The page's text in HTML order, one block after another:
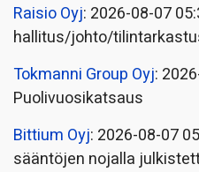
Raisio Oyj: 2026-08-07
hallitus/johto/
Tokmanni Group Oyj:
Puolivuosikatsaus
Bittium Oyj: 2026-08-07
sääntöjen nojalla